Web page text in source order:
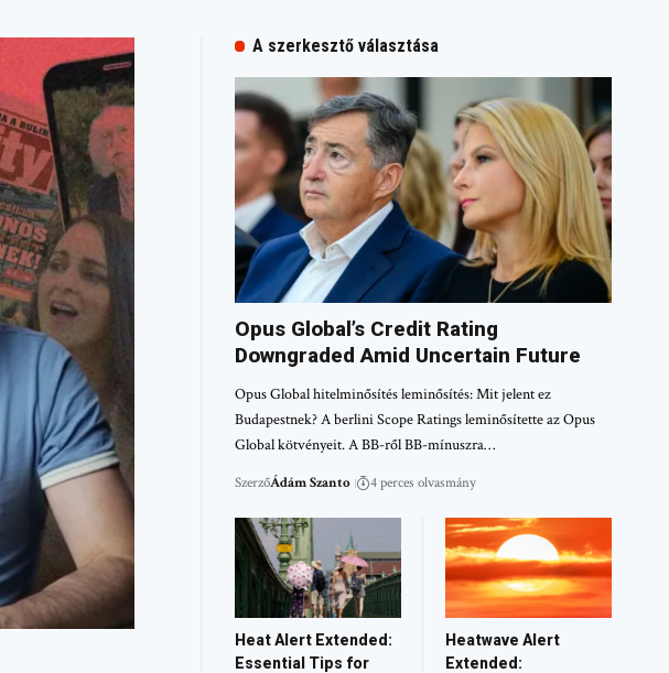
A szerkesztő választása
Opus Global’s Credit Rating
Downgraded Amid Uncertain Future
Opus Global hitelminősítés leminősítés: Mit jelent ez
Budapestnek? A berlini Scope Ratings leminősítette az Opus
Global kötvényeit. A BB-ről BB-mínuszra…
SzerzőÁdám Szanto 4 perces olvasmány
Heat Alert Extended:
Essential Tips for
Heatwave Alert
Extended: